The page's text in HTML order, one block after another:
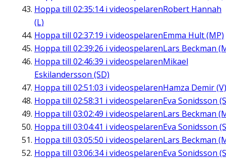
Hoppa till 02:35:14i videospelarenRobert Hannah
(L)
Hoppa till 02:37:19 i videospelarenEmma Hult (MP)
Hoppa till 02:39:26 i videospelarenLars Beckman
Hoppa till 02:46:39 i videospelarenMikael
Eskilandersson (SD)
Hoppa till 02:51:03 i videospelarenHamza Demir (V)
Hoppa till 02:58:31 i videospelarenEva Sonidsson
Hoppa till 03:02:49 i videospelarenLars Beckman
Hoppa till 03:04:41 i videospelarenEva Sonidsson
Hoppa till 03:05:50 i videospelarenLars Beckman
Hoppa till 03:06:34i videospelarenEva Sonidsson